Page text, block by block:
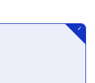
✓